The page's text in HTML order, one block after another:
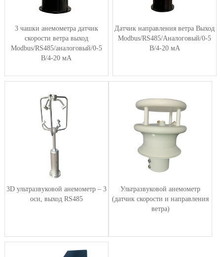
3 чашки анемометра датчик
скорости ветра выход
Modbus/RS485/аналоговый/0-5
В/4-20 мА
Датчик направления ветра Выход
Modbus/RS485/Аналоговый/0-5
В/4-20 мА
3D ультразвуковой анемометр – 3
оси, выход RS485
Ультразвуковой анемометр
(датчик скорости и направления
ветра)